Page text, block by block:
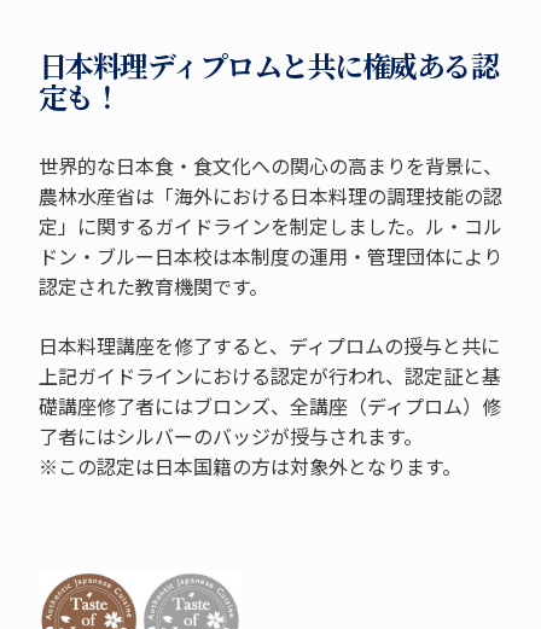
日本料理ディプロムと共に権威ある認
定も！
世界的な日本食・食文化への関心の高まりを背景に、
農林水産省は「海外における日本料理の調理技能の認
定」に関するガイドラインを制定しました。ル・コル
ドン・ブルー日本校は本制度の運用・管理団体により
認定された教育機関です。
日本料理講座を修了すると、ディプロムの授与と共に
上記ガイドラインにおける認定が行われ、認定証と基
礎講座修了者にはブロンズ、全講座（ディプロム）修
了者にはシルバーのバッジが授与されます。
※この認定は日本国籍の方は対象外となります。